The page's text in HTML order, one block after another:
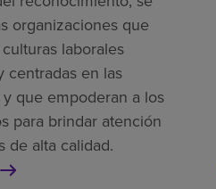
organizaciones que
laborales
centradas en las
y que empoderan a los
para brindar atención
de alta calidad.